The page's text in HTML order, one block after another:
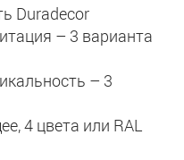
Duradecor
– 3 варианта
– 3
4 цвета или RAL